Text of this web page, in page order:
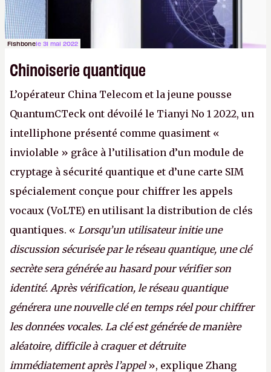
Fishbonele 31 mai 2022
Chinoiserie quantique
L’opérateur China Telecom et la jeune pousse
QuantumCTeck ont dévoilé le Tianyi No 1 2022, un
intelliphone présenté comme quasiment «
inviolable » grâce à l’utilisation d’un module de
cryptage à sécurité quantique et d’une carte SIM
spécialement conçue pour chiffrer les appels
vocaux (VoLTE) en utilisant la distribution de clés
quantiques. « Lorsqu’un utilisateur initie une
discussion sécurisée par le réseau quantique, une clé
secrète sera générée au hasard pour vérifier son
identité. Après vérification, le réseau quantique
générera une nouvelle clé en temps réel pour chiffrer
les données vocales. La clé est générée de manière
aléatoire, difficile à craquer et détruite
immédiatement après l’appel», explique Zhang